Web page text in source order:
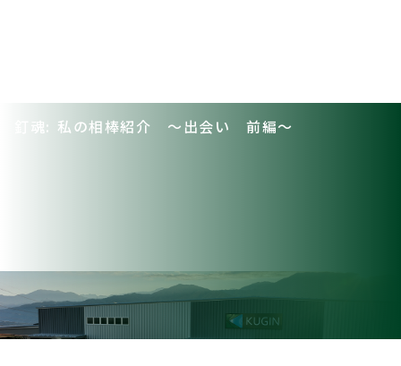
釘魂: 私の相棒紹介 ～出会い 前編～